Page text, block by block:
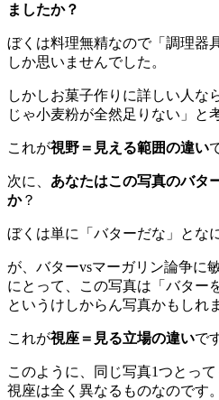
ましたか？
ぼくは料理無精なので「調理器
しか思いませんでした。
しかしお菓子作りに詳しい人な
じゃ小麦粉が全然足りない」と
これが視野＝見える範囲の違い
次に、 あなたはこの写真のバタ
か？
ぼくは単に「バターだな」とな
が、バターvsマーガリン論争に
にとって、この写真は「バター
というけしからん写真かもしれ
これが視座＝見る立場の違いで
このように、同じ写真1つとっ
視座は全く異なるものなのです。